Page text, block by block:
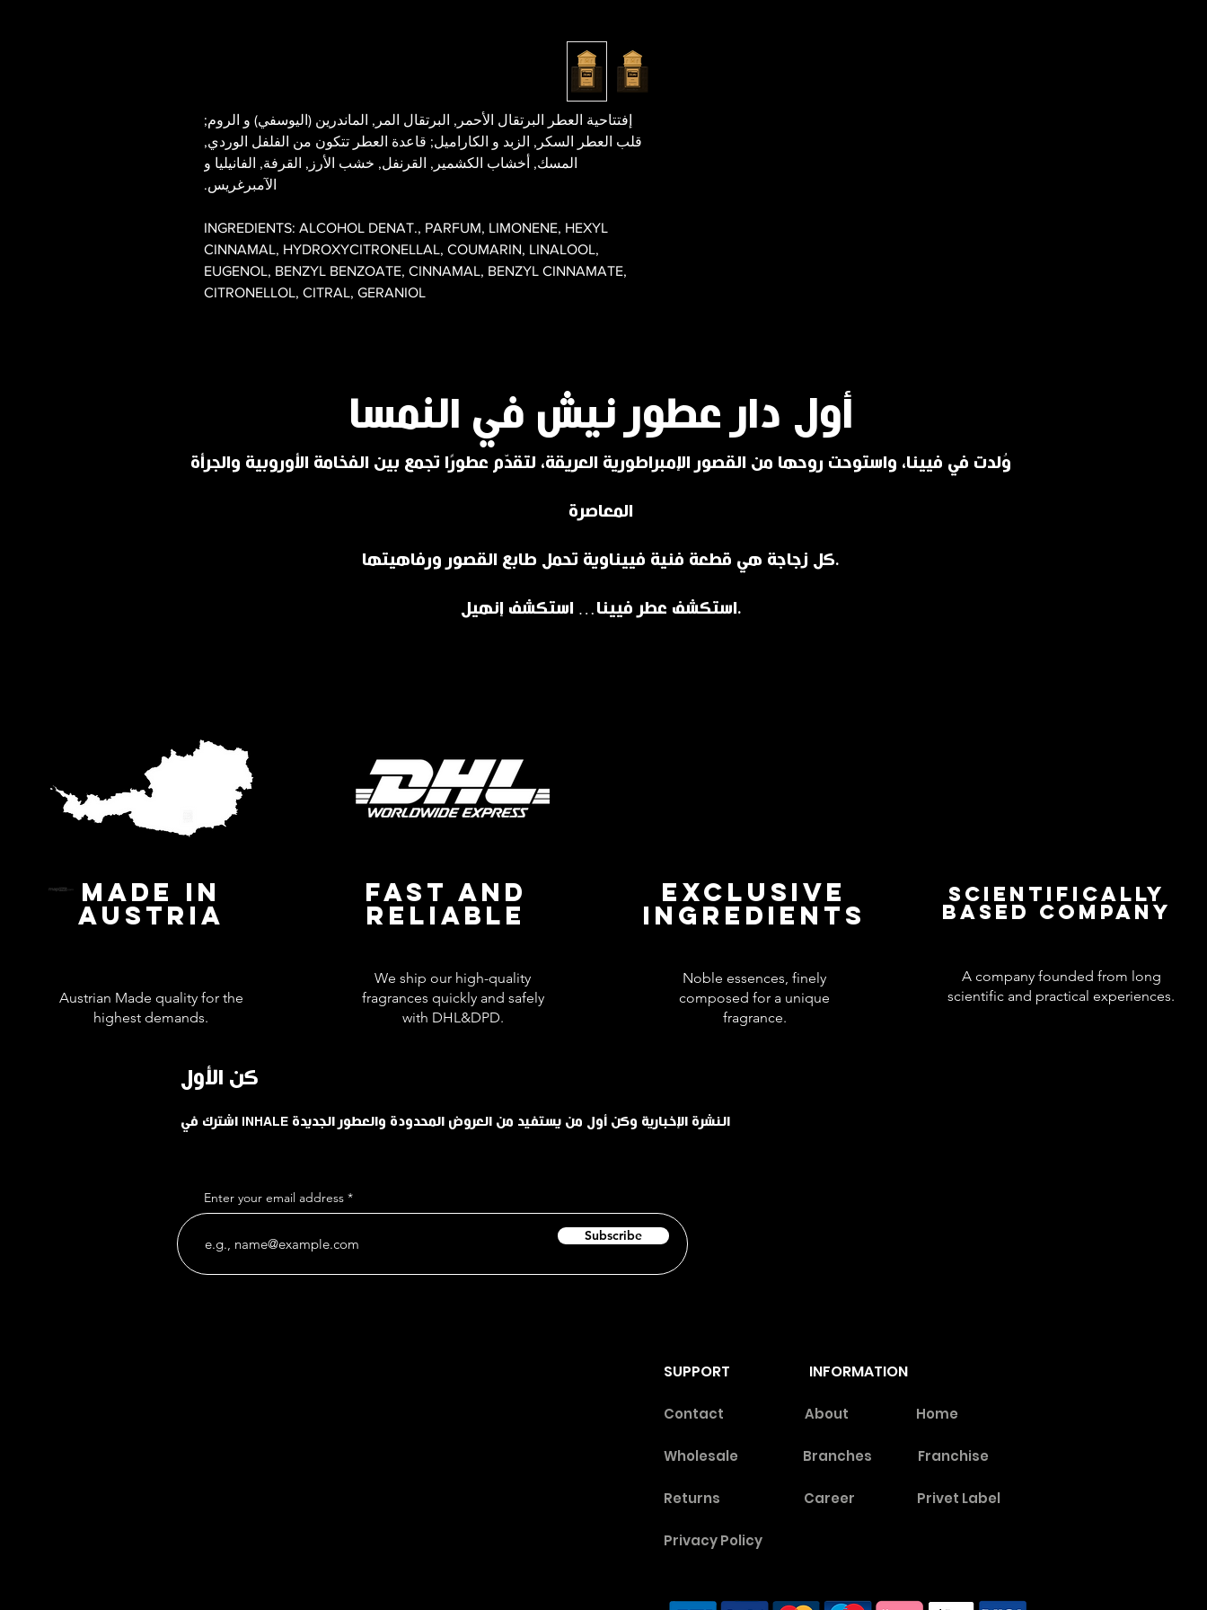
إفتتاحية العطر البرتقال الأحمر, البرتقال المر, الماندرين (اليوسفي) و الروم;
قلب العطر السكر, الزبد و الكاراميل; قاعدة العطر تتكون من الفلفل الوردي,
المسك, أخشاب الكشمير, القرنفل, خشب الأرز, القرفة, الفانيليا و
الآمبرغريس.
INGREDIENTS: ALCOHOL DENAT., PARFUM, LIMONENE, HEXYL
CINNAMAL, HYDROXYCITRONELLAL, COUMARIN, LINALOOL,
EUGENOL, BENZYL BENZOATE, CINNAMAL, BENZYL CINNAMATE,
CITRONELLOL, CITRAL, GERANIOL
أول دار عطور نيش في النمسا
وُلدت في فيينا، واستوحت روحها من القصور الإمبراطورية العريقة، لتقدّم عطورًا تجمع بين الفخامة الأوروبية والجرأة
المعاصرة
كل زجاجة هي قطعة فنية فييناوية تحمل طابع القصور ورفاهيتها.
استكشف عطر فيينا… استكشف إنهيل.
MADE IN
AUSTRIA
Austrian Made quality for the
highest demands.
FAST AND
RELIABLE
We ship our high-quality
fragrances quickly and safely
with DHL&DPD.
EXCLUSIVE
INGREDIENTS
Noble essences, finely
composed for a unique
fragrance.
Scientifically
based company
A company founded from long
scientific and practical experiences.
كن الأول
اشترك في INHALE النشرة الإخبارية وكن أول من يستفيد من العروض المحدودة والعطور الجديدة
Enter your email address
Subscribe
SUPPORT INFORMATION
Contact About Home
Wholesale Branches Franchise
Returns Career Privet Label
Privacy Policy